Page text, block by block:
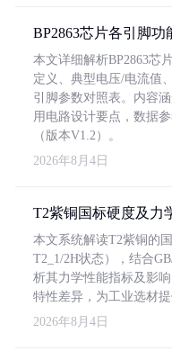
BP2863芯片各引脚功
本文详细解析BP2863芯
定义、典型电压/电流值
引脚参数对照表。内容
用电路设计要点，数据
（版本V1.2）。
2026年8月4日
T2紫铜国标硬度及力
本文系统解读T2紫铜的
T2_1/2H状态），结合
析其力学性能指标及影
特性差异，为工业选材提
2026年8月4日